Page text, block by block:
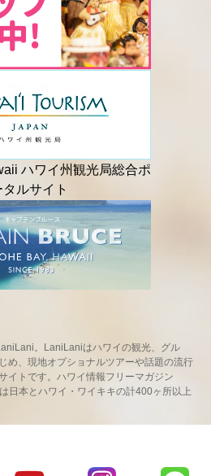
。LaniLaniはハワイの観光、グル
め、現地オプショナルツアーや話題の流行
イトです。ハワイ情報フリーマガジン
日本とハワイ・ワイキキの計400ヶ所以上